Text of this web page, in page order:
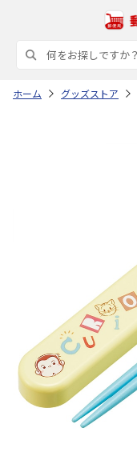
ホーム グッズストア